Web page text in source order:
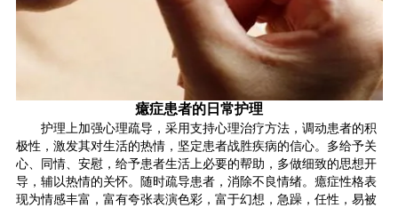
癔症患者的日常护理
护理上加强心理疏导，采用支持心理治疗方法，调动患者的积
极性，激发其对生活的热情，坚定患者战胜疾病的信心。多给予关
心、同情、安慰，给予患者生活上必要的帮助，多做细致的思想开
导，辅以热情的关怀。随时疏导患者，消除不良情绪。癔症性格表
现为情感丰富，富有夸张表演色彩，富于幻想，急躁，任性，易被